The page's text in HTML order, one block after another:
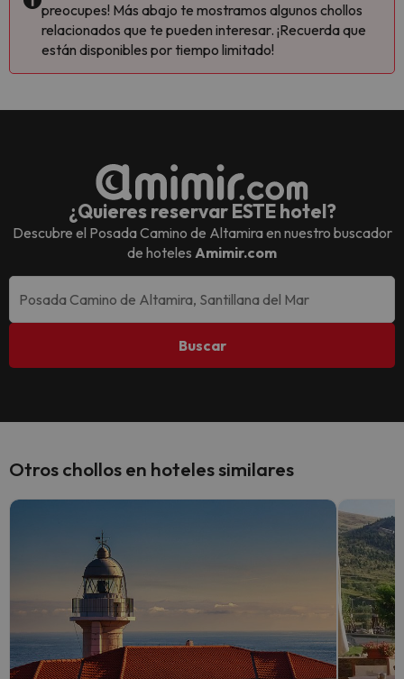
preocupes! Más abajo te mostramos algunos chollos
relacionados que te pueden interesar. ¡Recuerda que
están disponibles por tiempo limitado!
¿Quieres reservar ESTE hotel?
Descubre el Posada Camino de Altamiraen nuestro buscador
de hoteles Amimir.com
Buscar
Otros chollos en hoteles similares